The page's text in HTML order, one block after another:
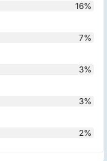
16%
7%
3%
3%
2%